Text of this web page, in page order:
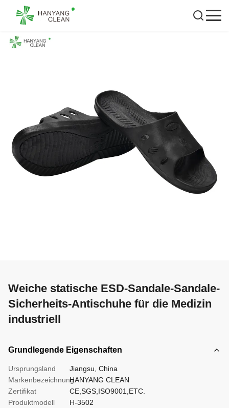
Weiche statische ESD-Sandale-Sandale-
Sicherheits-Antischuhe für die Medizin
industriell
Grundlegende Eigenschaften
Ursprungsland
Jiangsu, China
MarkenbezeichnungHANYANG CLEAN
Zertifikat
CE,SGS,ISO9001,ETC.
Produktmodell
H-3502